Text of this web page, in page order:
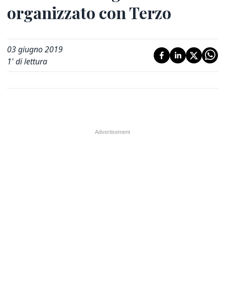
organizzato con Terzo
03 giugno 2019
1' di lettura